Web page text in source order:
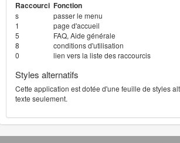
Raccourci Fonction
s
passer le menu
1
page d'accueil
5
FAQ, Aide générale
8
conditions d'utilisation
0
lien vers la liste des raccourcis
Styles alternatifs
Cette application est dotée d'une feuille de styles
texte seulement.